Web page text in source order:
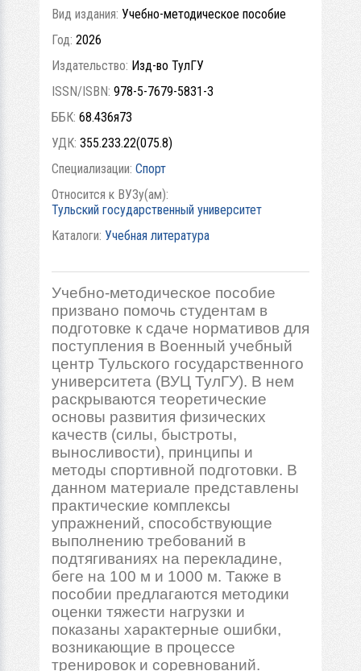
Вид издания: Учебно-методическое пособие
Год: 2026
Издательство: Изд-во ТулГУ
ISSN/ISBN: 978-5-7679-5831-3
ББК: 68.436я73
УДК: 355.233.22(075.8)
Специализации: Спорт
Относится к ВУЗу(ам):
Тульский государственный университет
Каталоги: Учебная литература
Учебно-методическое пособие
призвано помочь студентам в
подготовке к сдаче нормативов для
поступления в Военный учебный
центр Тульского государственного
университета (ВУЦ ТулГУ). В нем
раскрываются теоретические
основы развития физических
качеств (силы, быстроты,
выносливости), принципы и
методы спортивной подготовки. В
данном материале представлены
практические комплексы
упражнений, способствующие
выполнению требований в
подтягиваниях на перекладине,
беге на 100 м и 1000 м. Также в
пособии предлагаются методики
оценки тяжести нагрузки и
показаны характерные ошибки,
возникающие в процессе
тренировок и соревнований.